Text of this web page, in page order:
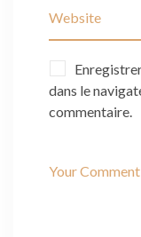
dans le
commentaire.